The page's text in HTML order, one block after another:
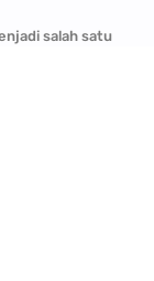
salah satu